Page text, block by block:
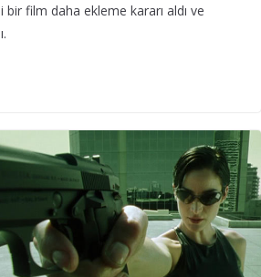
film daha ekleme kararı aldı ve